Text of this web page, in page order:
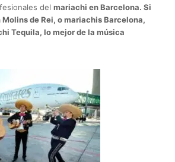
delmariachi en Barcelona. Si
de Rei, o mariachis Barcelona,
Tequila, lo mejor de la música